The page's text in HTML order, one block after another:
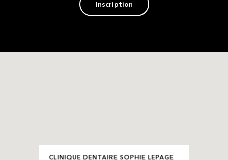
Inscription
CLINIQUE DENTAIRE SOPHIE LEPAGE